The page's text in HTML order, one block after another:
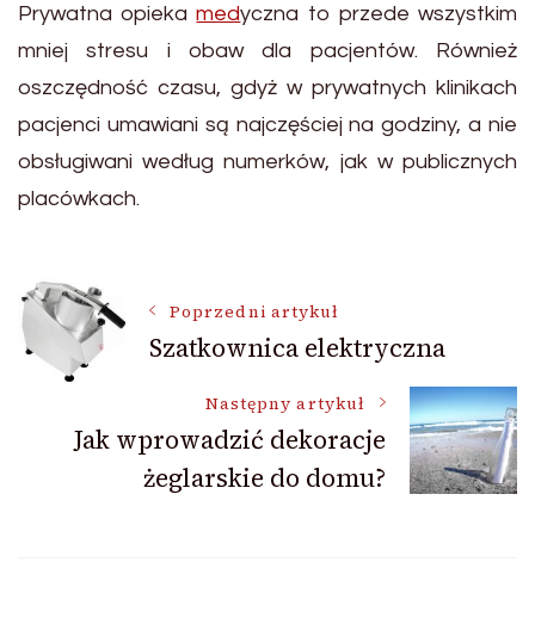
Prywatna opiekamedyczna to przede wszystkim
mniej stresu i obaw dla pacjentów. Również
oszczędność czasu, gdyż w prywatnych klinikach
pacjenci umawiani są najczęściej na godziny, a nie
obsługiwani według numerków, jak w publicznych
placówkach.
Nawigacja
wpisu
Poprzedni artykuł
Szatkownica elektryczna
Następny artykuł
Jak wprowadzić dekoracje
żeglarskie do domu?